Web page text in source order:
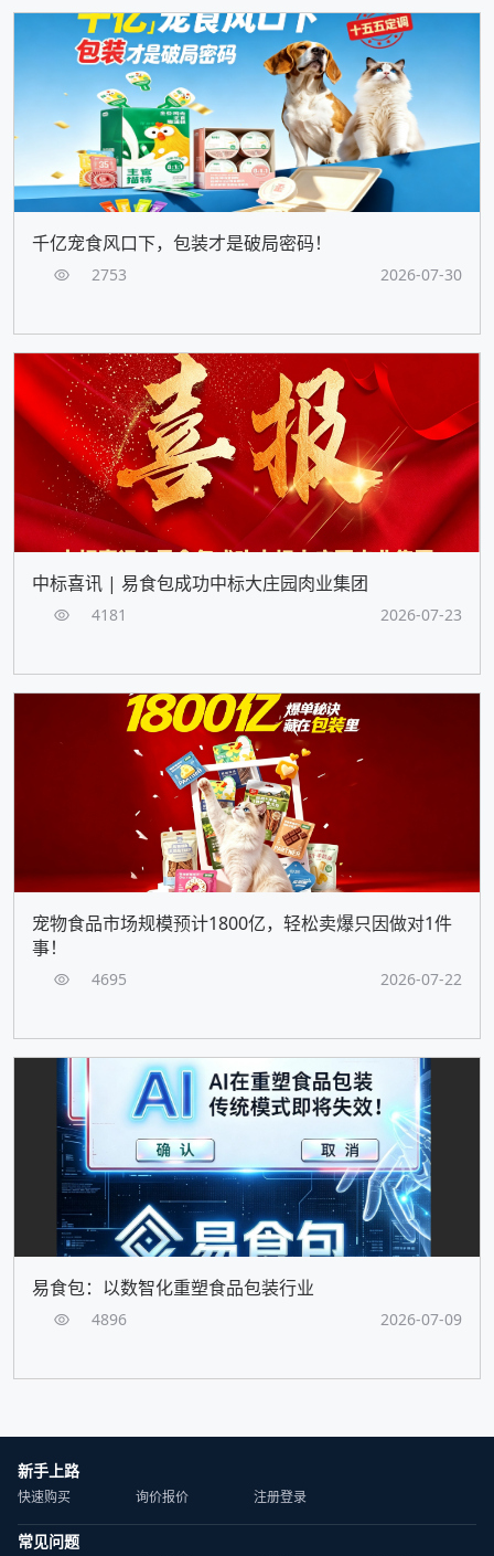
千亿宠食风口下，包装才是破局密码！
2753 2026-07-30
中标喜讯 | 易食包成功中标大庄园肉业集团
4181 2026-07-23
宠物食品市场规模预计1800亿，轻松卖爆只因做对1件
事！
4695 2026-07-22
易食包：以数智化重塑食品包装行业
4896 2026-07-09
新手上路
快速购买 询价报价 注册登录
常见问题